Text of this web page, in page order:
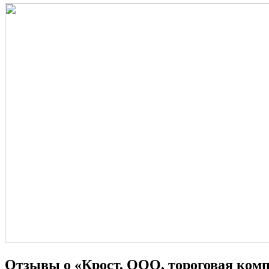
Отзывы о «Крост, ООО, тороговая